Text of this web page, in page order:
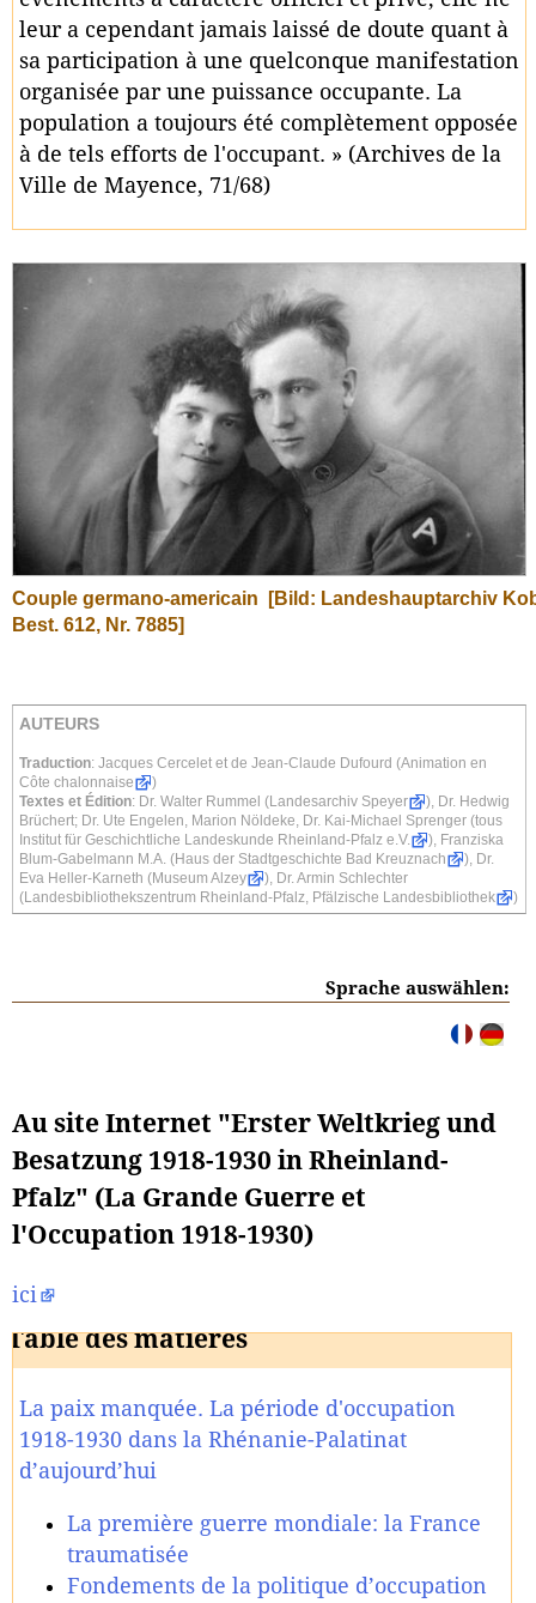
leur a cependant jamais laissé de doute quant à
sa participation à une quelconque manifestation
organisée par une puissance occupante. La
population a toujours été complètement opposée
à de tels efforts de l'occupant. » (Archives de la
Ville de Mayence, 71/68)
Couple germano-americain
[Bild: Landeshauptarchiv
Best. 612, Nr. 7885]
AUTEURS
Traduction: Jacques Cercelet et de Jean-Claude Dufourd (Animation en
Côte chalonnaise
)
Textes et Édition: Dr. Walter Rummel (Landesarchiv Speyer
), Dr. Hedwig
Brüchert; Dr. Ute Engelen, Marion Nöldeke, Dr. Kai-Michael Sprenger (tous
Institut für Geschichtliche Landeskunde Rheinland-Pfalz e.V.
), Franziska
Blum-Gabelmann M.A. (Haus der Stadtgeschichte Bad Kreuznach
), Dr.
Eva Heller-Karneth (Museum Alzey
), Dr. Armin Schlechter
(Landesbibliothekszentrum Rheinland-Pfalz, Pfälzische Landesbibliothek )
Sprache auswählen:
Au site Internet "Erster Weltkrieg und
Besatzung 1918-1930 in Rheinland-
Pfalz" (La Grande Guerre et
l'Occupation 1918-1930)
ici
Table des matières
La paix manquée. La période d'occupation
1918-1930 dans la Rhénanie-Palatinat
d’aujourd’hui
La première guerre mondiale: la France
traumatisée
Fondements de la politique d’occupation